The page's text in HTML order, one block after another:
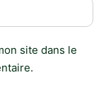
site dans le